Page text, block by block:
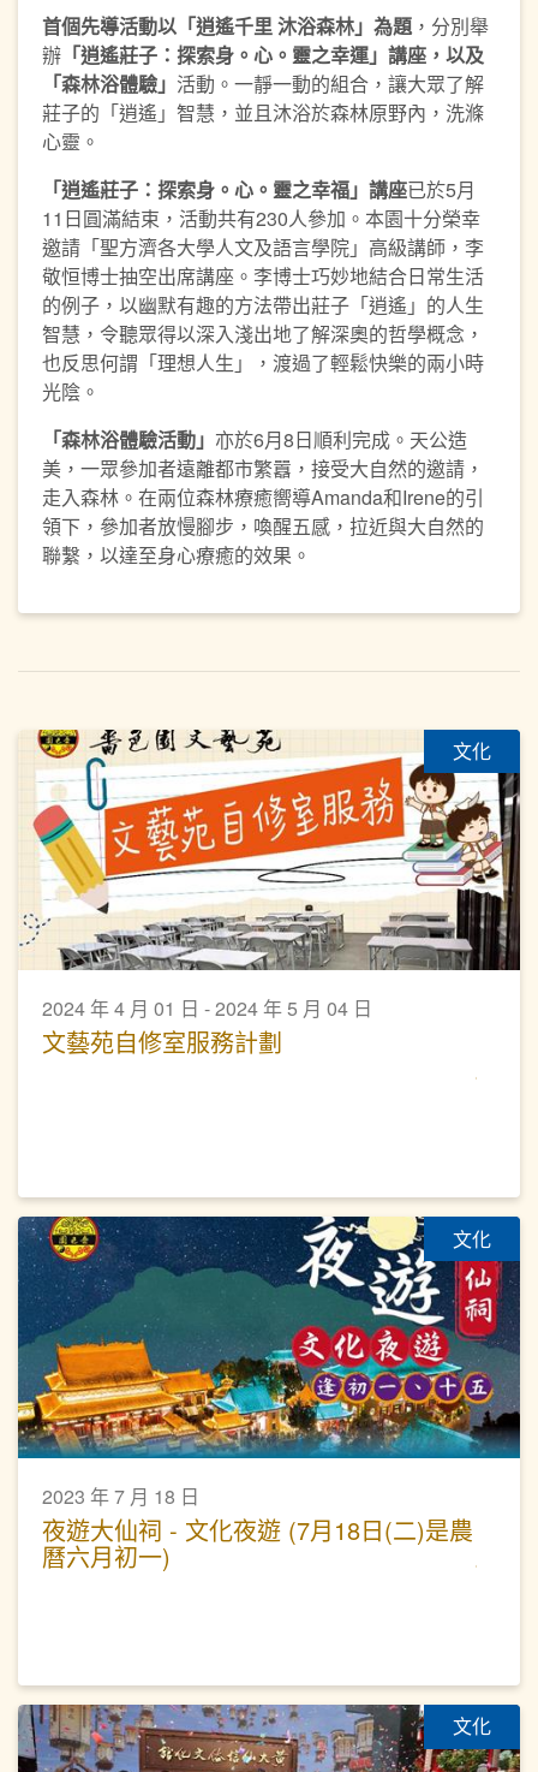
首個先導活動以「逍遙千里 沐浴森林」為題 ，分別舉
辦 「逍遙莊子：探索身。心。靈之幸運」講座，以及
「森林浴體驗」 活動。一靜一動的組合，讓大眾了解
莊子的「逍遙」智慧，並且沐浴於森林原野內，洗滌
心靈。
「逍遙莊子：探索身。心。靈之幸福」講座已於5月
11日圓滿結束，活動共有230人參加。本園十分榮幸
邀請「聖方濟各大學人文及語言學院」高級講師，李
敬恒博士抽空出席講座。李博士巧妙地結合日常生活
的例子，以幽默有趣的方法帶出莊子「逍遙」的人生
智慧，令聽眾得以深入淺出地了解深奧的哲學概念，
也反思何謂「理想人生」，渡過了輕鬆快樂的兩小時
光陰。
「森林浴體驗活動」 亦於6月8日順利完成。天公造
美，一眾參加者遠離都市繁囂，接受大自然的邀請，
走入森林。在兩位森林療癒嚮導Amanda和Irene的引
領下，參加者放慢腳步，喚醒五感，拉近與大自然的
聯繫，以達至身心療癒的效果。
文化
2024 年 4 月 01 日 - 2024 年 5 月 04 日
文藝苑自修室服務計劃
文化
2023 年 7 月 18 日
夜遊大仙祠 - 文化夜遊 (7月18日(二)是農
曆六月初一)
文化